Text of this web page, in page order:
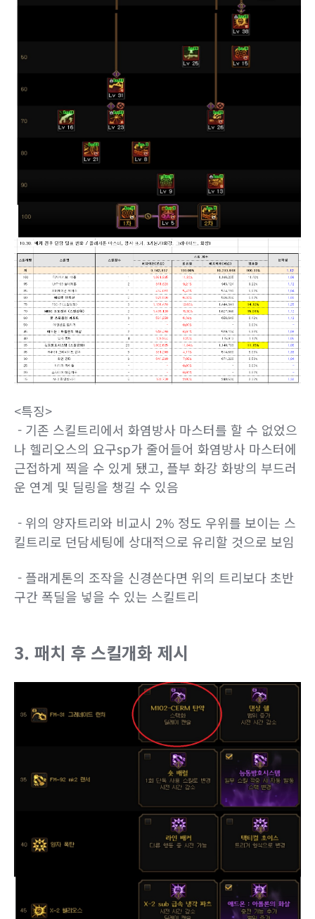
<특징>
- 기존 스킬트리에서 화염방사 마스터를 할 수 없었으
나 헬리오스의 요구sp가 줄어들어 화염방사 마스터에
근접하게 찍을 수 있게 됐고, 플부 화강 화방의 부드러
운 연계 및 딜링을 챙길 수 있음
- 위의 양자트리와 비교시 2% 정도 우위를 보이는 스
킬트리로 던담세팅에 상대적으로 유리할 것으로 보임
- 플래게톤의 조작을 신경쓴다면 위의 트리보다 초반
구간 폭딜을 넣을 수 있는 스킬트리
3. 패치 후 스킬개화 제시